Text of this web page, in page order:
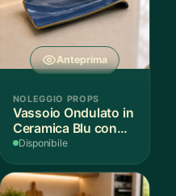
Anteprima
NOLEGGIO PROPS
Vassoio Ondulato in
Ceramica Blu con
Bordo Dorato
Disponibile